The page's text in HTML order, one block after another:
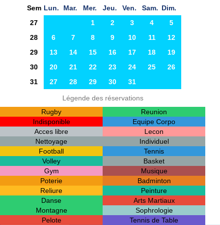
Sem Lun. Mar. Mer. Jeu. Ven. Sam. Dim.
27
1 2 3 4
5
28
6 7 8 9 10 11
12
29
13 14 15 16 17 18
19
30
20 21 22 23 24 25
26
31
27 28 29 30 31
Légende des réservations
Rugby
Reunion
Indisponible
Equipe Corpo
Acces libre
Lecon
Nettoyage
Individuel
Football
Tennis
Volley
Basket
Gym
Musique
Poterie
Badminton
Reliure
Peinture
Danse
Arts Martiaux
Montagne
Sophrologie
Pelote
Tennis de Table